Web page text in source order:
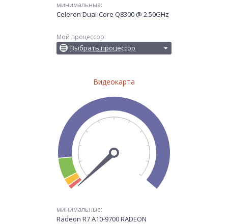
минимальные:
Celeron Dual-Core Q8300 @ 2.50GHz
Мой процессор:
Выбрать процессор
Видеокарта
минимальные:
Radeon R7 A10-9700 RADEON